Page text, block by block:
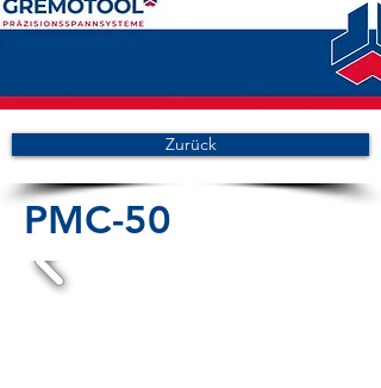
Zurück
PMC-50